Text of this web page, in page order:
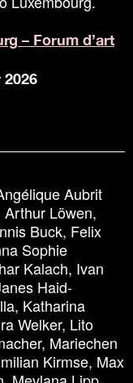
– Forum d’art
2026
Aubrit
Löwen,
Buck, Felix
Sophie
Kalach, Ivan
Haid-
Katharina
Welker, Lito
Mariechen
Kirmse, Max